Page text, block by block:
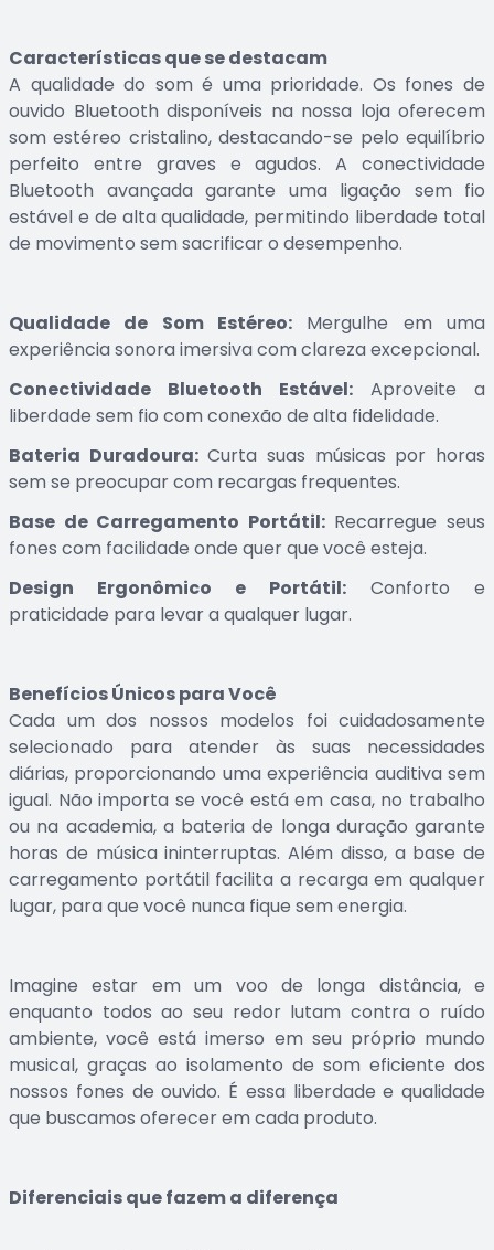
Características que se destacam
A qualidade do som é uma prioridade. Os fones de
ouvido Bluetooth disponíveis na nossa loja oferecem
som estéreo cristalino, destacando-se pelo equilíbrio
perfeito entre graves e agudos. A conectividade
Bluetooth avançada garante uma ligação sem fio
estável e de alta qualidade, permitindo liberdade total
de movimento sem sacrificar o desempenho.
Qualidade de Som Estéreo: Mergulhe em uma
experiência sonora imersiva com clareza excepcional.
Conectividade Bluetooth Estável: Aproveite a
liberdade sem fio com conexão de alta fidelidade.
Bateria Duradoura:Curta suas músicas por horas
sem se preocupar com recargas frequentes.
Base de Carregamento Portátil:Recarregue seus
fones com facilidade onde quer que você esteja.
Design Ergonômico e Portátil: Conforto e
praticidade para levar a qualquer lugar.
Benefícios Únicos para Você
Cada um dos nossos modelos foi cuidadosamente
selecionado para atender às suas necessidades
diárias, proporcionando uma experiência auditiva sem
igual. Não importa se você está em casa, no trabalho
ou na academia, a bateria de longa duração garante
horas de música ininterruptas. Além disso, a base de
carregamento portátil facilita a recarga em qualquer
lugar, para que você nunca fique sem energia.
Imagine estar em um voo de longa distância, e
enquanto todos ao seu redor lutam contra o ruído
ambiente, você está imerso em seu próprio mundo
musical, graças ao isolamento de som eficiente dos
nossos fones de ouvido. É essa liberdade e qualidade
que buscamos oferecer em cada produto.
Diferenciais que fazem a diferença